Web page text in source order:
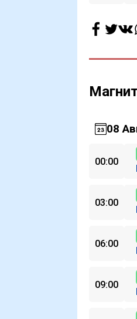
08
00:00
03:00
06:00
09:00